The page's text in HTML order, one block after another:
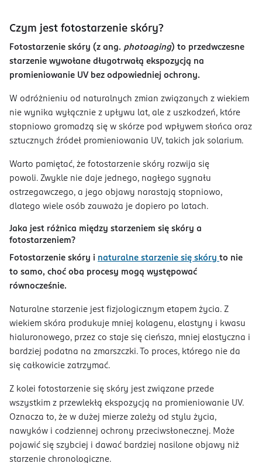
Czym jest fotostarzenie skóry?
Fotostarzenie skóry (z ang. photoaging) to przedwczesne
starzenie wywołane długotrwałą ekspozycją na
promieniowanie UV bez odpowiedniej ochrony.
W odróżnieniu od naturalnych zmian związanych z wiekiem
nie wynika wyłącznie z upływu lat, ale z uszkodzeń, które
stopniowo gromadzą się w skórze pod wpływem słońca oraz
sztucznych źródeł promieniowania UV, takich jak solarium.
Warto pamiętać, że fotostarzenie skóry rozwija się
powoli. Zwykle nie daje jednego, nagłego sygnału
ostrzegawczego, a jego objawy narastają stopniowo,
dlatego wiele osób zauważa je dopiero po latach.
Jaka jest różnica między starzeniem się skóry a
fotostarzeniem?
Fotostarzenie skóry i naturalne starzenie się skóry to nie
to samo, choć oba procesy mogą występować
równocześnie.
Naturalne starzenie jest fizjologicznym etapem życia. Z
wiekiem skóra produkuje mniej kolagenu, elastyny i kwasu
hialuronowego, przez co staje się cieńsza, mniej elastyczna i
bardziej podatna na zmarszczki. To proces, którego nie da
się całkowicie zatrzymać.
Z kolei fotostarzenie się skóry jest związane przede
wszystkim z przewlekłą ekspozycją na promieniowanie UV.
Oznacza to, że w dużej mierze zależy od stylu życia,
nawyków i codziennej ochrony przeciwsłonecznej. Może
pojawić się szybciej i dawać bardziej nasilone objawy niż
starzenie chronologiczne.